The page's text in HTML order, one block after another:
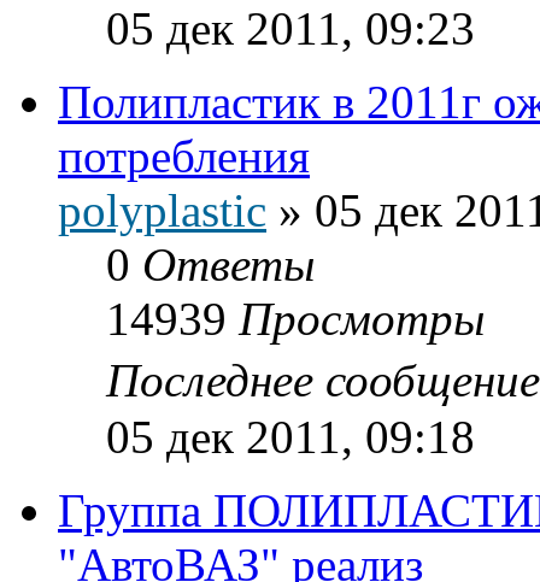
05 дек 2011, 09:23
Полипластик в 2011г
потребления
polyplastic » 05 дек
0 Ответы
14939 Просмотры
Последнее
05 дек 2011, 09:18
Группа
"АвтоВАЗ" реализ